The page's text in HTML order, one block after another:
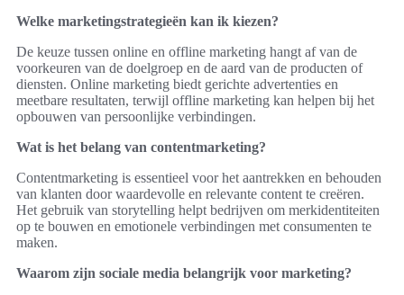
Welke marketingstrategieën kan ik kiezen?
De keuze tussen online en offline marketing hangt af van de
voorkeuren van de doelgroep en de aard van de producten of
diensten. Online marketing biedt gerichte advertenties en
meetbare resultaten, terwijl offline marketing kan helpen bij het
opbouwen van persoonlijke verbindingen.
Wat is het belang van contentmarketing?
Contentmarketing is essentieel voor het aantrekken en behouden
van klanten door waardevolle en relevante content te creëren.
Het gebruik van storytelling helpt bedrijven om merkidentiteiten
op te bouwen en emotionele verbindingen met consumenten te
maken.
Waarom zijn sociale media belangrijk voor marketing?